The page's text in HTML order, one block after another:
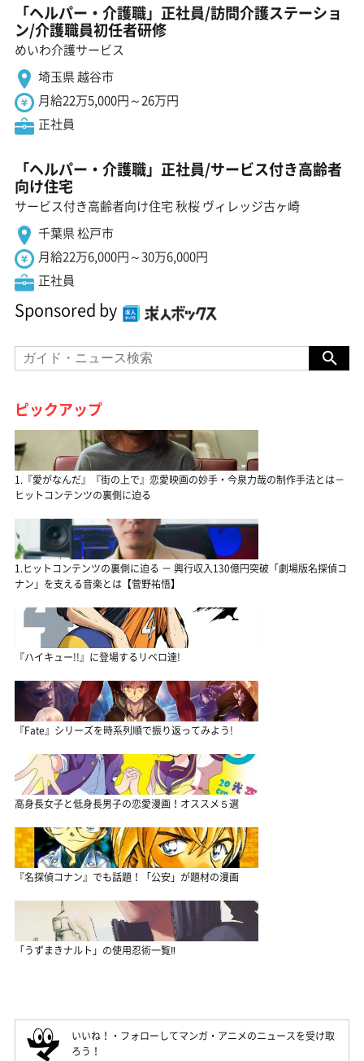
「ヘルパー・介護職」正社員/訪問介護ステーショ
ン/介護職員初任者研修
めいわ介護サービス
埼玉県 越谷市
月給22万5,000円～26万円
正社員
「ヘルパー・介護職」正社員/サービス付き高齢者
向け住宅
サービス付き高齢者向け住宅 秋桜 ヴィレッジ古ヶ崎
千葉県 松戸市
月給22万6,000円～30万6,000円
正社員
Sponsored by
ピックアップ
1.『愛がなんだ』『街の上で』恋愛映画の妙手・今泉力哉の制作手法とは－
ヒットコンテンツの裏側に迫る
1.ヒットコンテンツの裏側に迫る － 興行収入130億円突破「劇場版名探偵コ
ナン」を支える音楽とは【菅野祐悟】
『ハイキュー!!』に登場するリベロ達!
『Fate』シリーズを時系列順で振り返ってみよう!
高身長女子と低身長男子の恋愛漫画！オススメ５選
『名探偵コナン』でも話題！「公安」が題材の漫画
「うずまきナルト」の使用忍術一覧‼
いいね！・フォローしてマンガ・アニメのニュースを受け取
ろう！